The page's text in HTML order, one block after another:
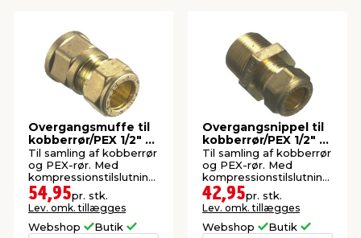
Overgangsmuffe til
kobberrør/PEX 1/2" x
10 mm
Til samling af kobberrør
og PEX-rør. Med
kompressionstilslutning
og indvendigt gevind.
54,95pr. stk.
Lev. omk. tillægges
Webshop Butik
Overgangsnippel til
kobberrør/PEX 1/2" x
10 mm
Til samling af kobberrør
og PEX-rør. Med
kompressionstilslutning
og udvendigt gevind.
42,95pr. stk.
Lev. omk. tillægges
Webshop Butik